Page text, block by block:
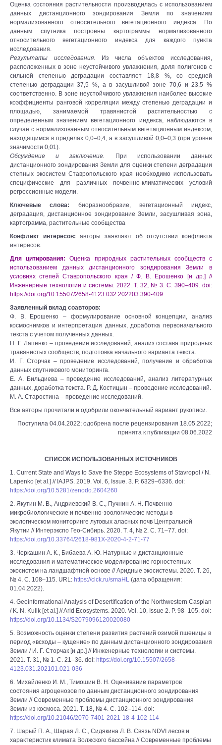
Оценка состояния растительности производилась с использованием
данных дистанционного зондирования Земли по значениям
нормализованного относительного вегетационного индекса. По
данным спутника построены картограммы нормализованного
относительного вегетационного индекса для каждого пункта
исследования.
Результаты исследования. Из числа объектов исследования,
расположенных в зоне неустойчивого увлажнения, доля полигонов с
сильной степенью деградации составляет 18,8 %, со средней
степенью деградации 37,5 %, а в засушливой зоне 70,6 и 23,5 %
соответственно. В зоне неустойчивого увлажнения наиболее высокие
коэффициенты ранговой корреляции между степенью деградации и
площадью, занимаемой травянистой растительностью с
определенным значением вегетационного индекса, наблюдаются в
случае с нормализованным относительным вегетационным индексом,
находящимся в пределах 0,0–0,4, а в засушливой 0,0–0,3 (при уровне
значимости 0,01).
Обсуждение и заключение.
При использовании данных
дистанционного зондирования Земли для оценки степени деградации
степных экосистем Ставропольского края необходимо использовать
специфические для различных почвенно-климатических условий
регрессионные модели.
Ключевые слова: биоразнообразие, вегетационный индекс,
деградация, дистанционное зондирование Земли, засушливая зона,
картограмма, растительные сообщества
Конфликт интересов: авторы заявляют об отсутствии конфликта
интересов.
Для цитирования: Оценка природных растительных сообществ с
использованием данных дистанционного зондирования Земли в
условиях степей Ставропольского края / Ф. В. Ерошенко [и др.] //
Инженерные технологии и системы. 2022. Т. 32, № 3. С. 390–409. doi:
https://doi.org/10.15507/2658-4123.032.202203.390-409
Заявленный вклад соавторов:
Ф. В. Ерошенко – формулирование основной концепции, анализ
космоснимков и интерпретация данных, доработка первоначального
текста с учетом полученных данных.
Н. Г. Лапенко – проведение исследований, анализ состава природных
травянистых сообществ, подготовка начального варианта текста.
И. Г. Сторчак – проведение исследований, получение и обработка
данных спутникового мониторинга.
Е. А. Бильдиева – проведение исследований, анализ литературных
данных, доработка текста. Р. Д. Костицын – проведение исследований.
М. А. Старостина – проведение исследований.
Все авторы прочитали и одобрили окончательный вариант рукописи.
Поступила 04.04.2022; одобрена после рецензирования 18.05.2022;
принята к публикации 08.06.2022
СПИСОК ИСПОЛЬЗОВАННЫХ ИСТОЧНИКОВ
1. Current State and Ways to Save the Steppe Ecosystems of Stavropol / N.
Lapenko [et al.] // IAJPS. 2019. Vol. 6, Issue. 3. P. 6329–6336. doi:
https://doi.org/10.5281/zenodo.2604260
2. Якутин М. В., Андриевский В. С., Пучнин А. Н. Почвенно-
микробиологические и почвенно-зоологические методы в
экологическом мониторинге луговых аласных почв Центральной
Якутии // Интерэкспо Гео-Сибирь. 2020. Т. 4, № 2. С. 71–77. doi:
https://doi.org/10.33764/2618-981X-2020-4-2-71-77
3. Черкашин А. К., Бибаева А. Ю. Натурные и дистанционные
исследования и математическое моделирование горностепных
экосистем на ландшафтной основе // Аридные экосистемы. 2020. Т. 26,
№ 4. С. 108–115. URL: https://clck.ru/smaHL (дата обращения:
01.04.2022).
4. Geoinformational Analysis of Desertification of the Northwestern Caspian
/ K. N. Kulik [et al.] // Arid Ecosystems. 2020. Vol. 10, Issue 2. P. 98–105. doi:
https://doi.org/10.1134/S2079096120020080
5. Возможность оценки степени развития растений озимой пшеницы в
период «всходы – кущение» по данным дистанционного зондирования
Земли / И. Г. Сторчак [и др.] // Инженерные технологии и системы.
2021. Т. 31, № 1. С. 21–36. doi: https://doi.org/10.15507/2658-
4123.031.202101.021-036
6. Михайленко И. М., Тимошин В. Н. Оценивание параметров
состояния агроценозов по данным дистанционного зондирования
Земли // Современные проблемы дистанционного зондирования
Земли из космоса. 2021. Т. 18, № 4. С. 102–114. doi:
https://doi.org/10.21046/2070-7401-2021-18-4-102-114
7. Шарый П. А., Шарая Л. С., Сидякина Л. В. Связь NDVI лесов и
характеристик климата Волжского бассейна // Современные проблемы